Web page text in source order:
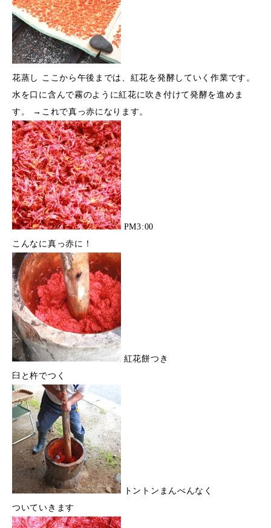
花蒸し ここから午後までは、紅花を発酵していく作業です。
水を口に含んで霧のように紅花に吹き付けて発酵を進めま
す。 →これで真っ赤になります。
PM3:00
こんなに真っ赤に！
紅花餅つき
臼と杵でつく
トントンまんべんなく
ついていきます